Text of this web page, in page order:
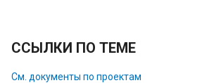
ССЫЛКИ ПО ТЕМЕ
См. документы по проектам